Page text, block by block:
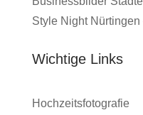
Style Night
Wichtige Links
Hochzeitsfotografie